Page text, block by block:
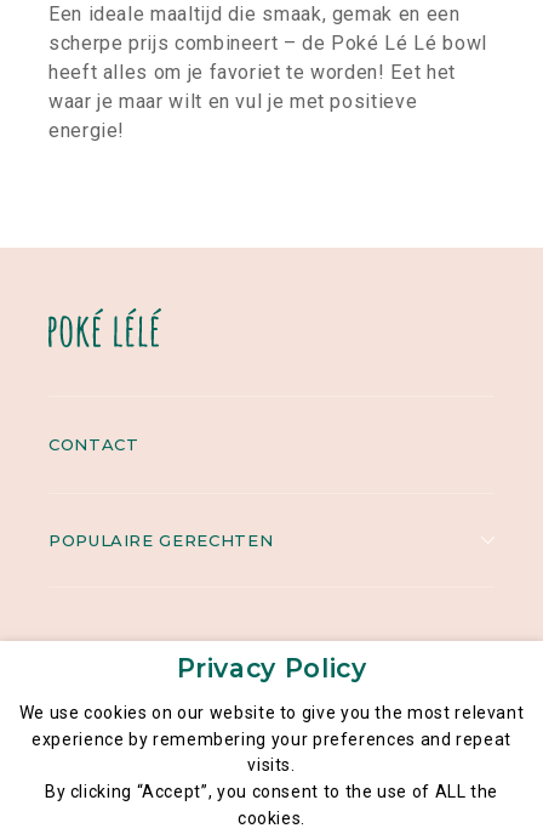
Een ideale maaltijd die smaak, gemak en een
scherpe prijs combineert – de Poké Lé Lé bowl
heeft alles om je favoriet te worden! Eet het
waar je maar wilt en vul je met positieve
energie!
CONTACT
POPULAIRE GERECHTEN
Privacy Policy
We use cookies on our website to give you the most relevant
experience by remembering your preferences and repeat
visits.
By clicking “Accept”, you consent to the use of ALL the
cookies.